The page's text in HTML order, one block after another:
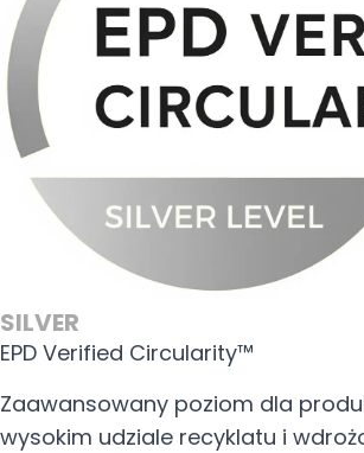
SILVER
EPD Verified Circularity™
Zaawansowany poziom dla
wysokim udziale recyklatu i